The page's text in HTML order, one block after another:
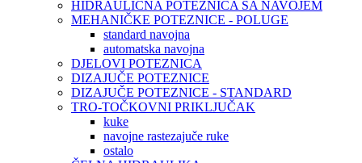
HIDRAULIČNA POTEZNICA SA NAVOJEM
MEHANIČKE POTEZNICE - POLUGE
standard navojna
automatska navojna
DJELOVI POTEZNICA
DIZAJUČE POTEZNICE
DIZAJUČE POTEZNICE - STANDARD
TRO-TOČKOVNI PRIKLJUČAK
kuke
navojne rastezajuče ruke
ostalo